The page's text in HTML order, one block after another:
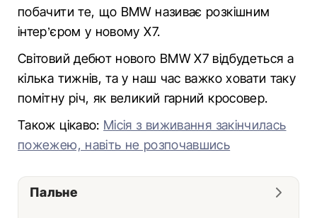
побачити те, що BMW називає розкішним
інтер’єром у новому X7.
Світовий дебют нового BMW X7 відбудеться а
кілька тижнів, та у наш час важко ховати таку
помітну річ, як великий гарний кросовер.
Також цікаво: Місія з виживання закінчилась
пожежею, навіть не розпочавшись
Пальне